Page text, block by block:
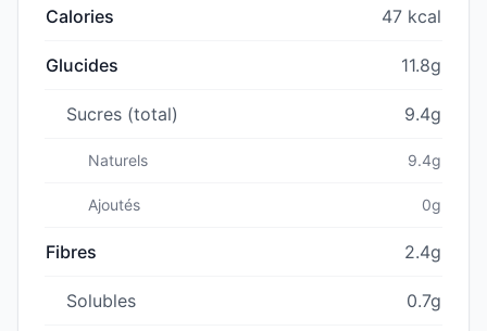
Calories 47 kcal
Glucides 11.8g
Sucres (total) 9.4g
Naturels 9.4g
Ajoutés 0g
Fibres 2.4g
Solubles 0.7g